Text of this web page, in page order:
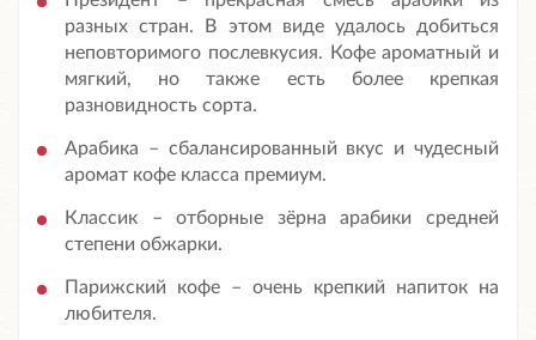
разных стран. В этом виде удалось добиться
неповторимого послевкусия. Кофе ароматный и
мягкий, но также есть более крепкая
разновидность сорта.
Арабика – сбалансированный вкус и чудесный
аромат кофе класса премиум.
Классик – отборные зёрна арабики средней
степени обжарки.
Парижский кофе – очень крепкий напиток на
любителя.